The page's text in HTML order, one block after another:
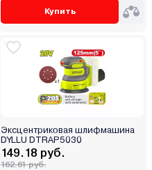
Купить
Эксцентриковая шлифмашина
DYLLU DTRAP5030
149.18 руб.
162.61 руб.